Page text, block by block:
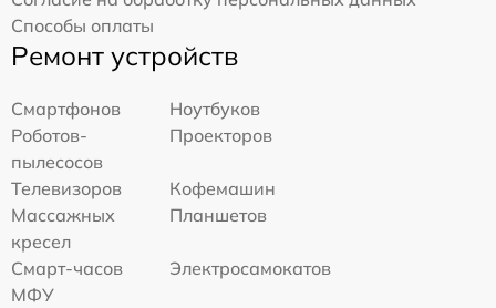
Способы оплаты
Ремонт устройств
Смартфонов
Ноутбуков
Роботов-
пылесосов
Проекторов
Телевизоров
Кофемашин
Массажных
кресел
Планшетов
Смарт-часов
Электросамокатов
МФУ